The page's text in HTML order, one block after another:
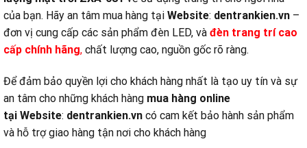
của bạn. Hãy an tâm mua hàng tại Website: dentrankien.vn –
đơn vị cung cấp các sản phẩm đèn LED, và đèn trang trí cao
cấp chính hãng, chất lượng cao, nguồn gốc rõ ràng.
Để đảm bảo quyền lợi cho khách hàng nhất là tạo uy tín và sự
an tâm cho những khách hàng mua hàng online
tại Website: dentrankien.vn có cam kết bảo hành sản phẩm
và hỗ trợ giao hàng tận nơi cho khách hàng